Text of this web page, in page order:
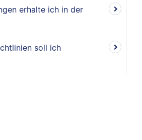
erhalte ich in der
soll ich